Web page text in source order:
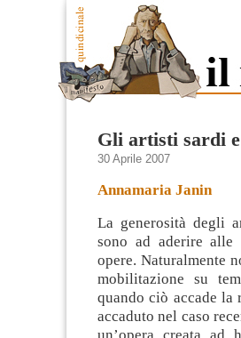
Gli artisti sardi
30 Aprile 2007
Annamaria Janin
La generosità degli
sono ad aderire
opere. Naturalmente
mobilitazione su
quando ciò accade la
accaduto nel caso